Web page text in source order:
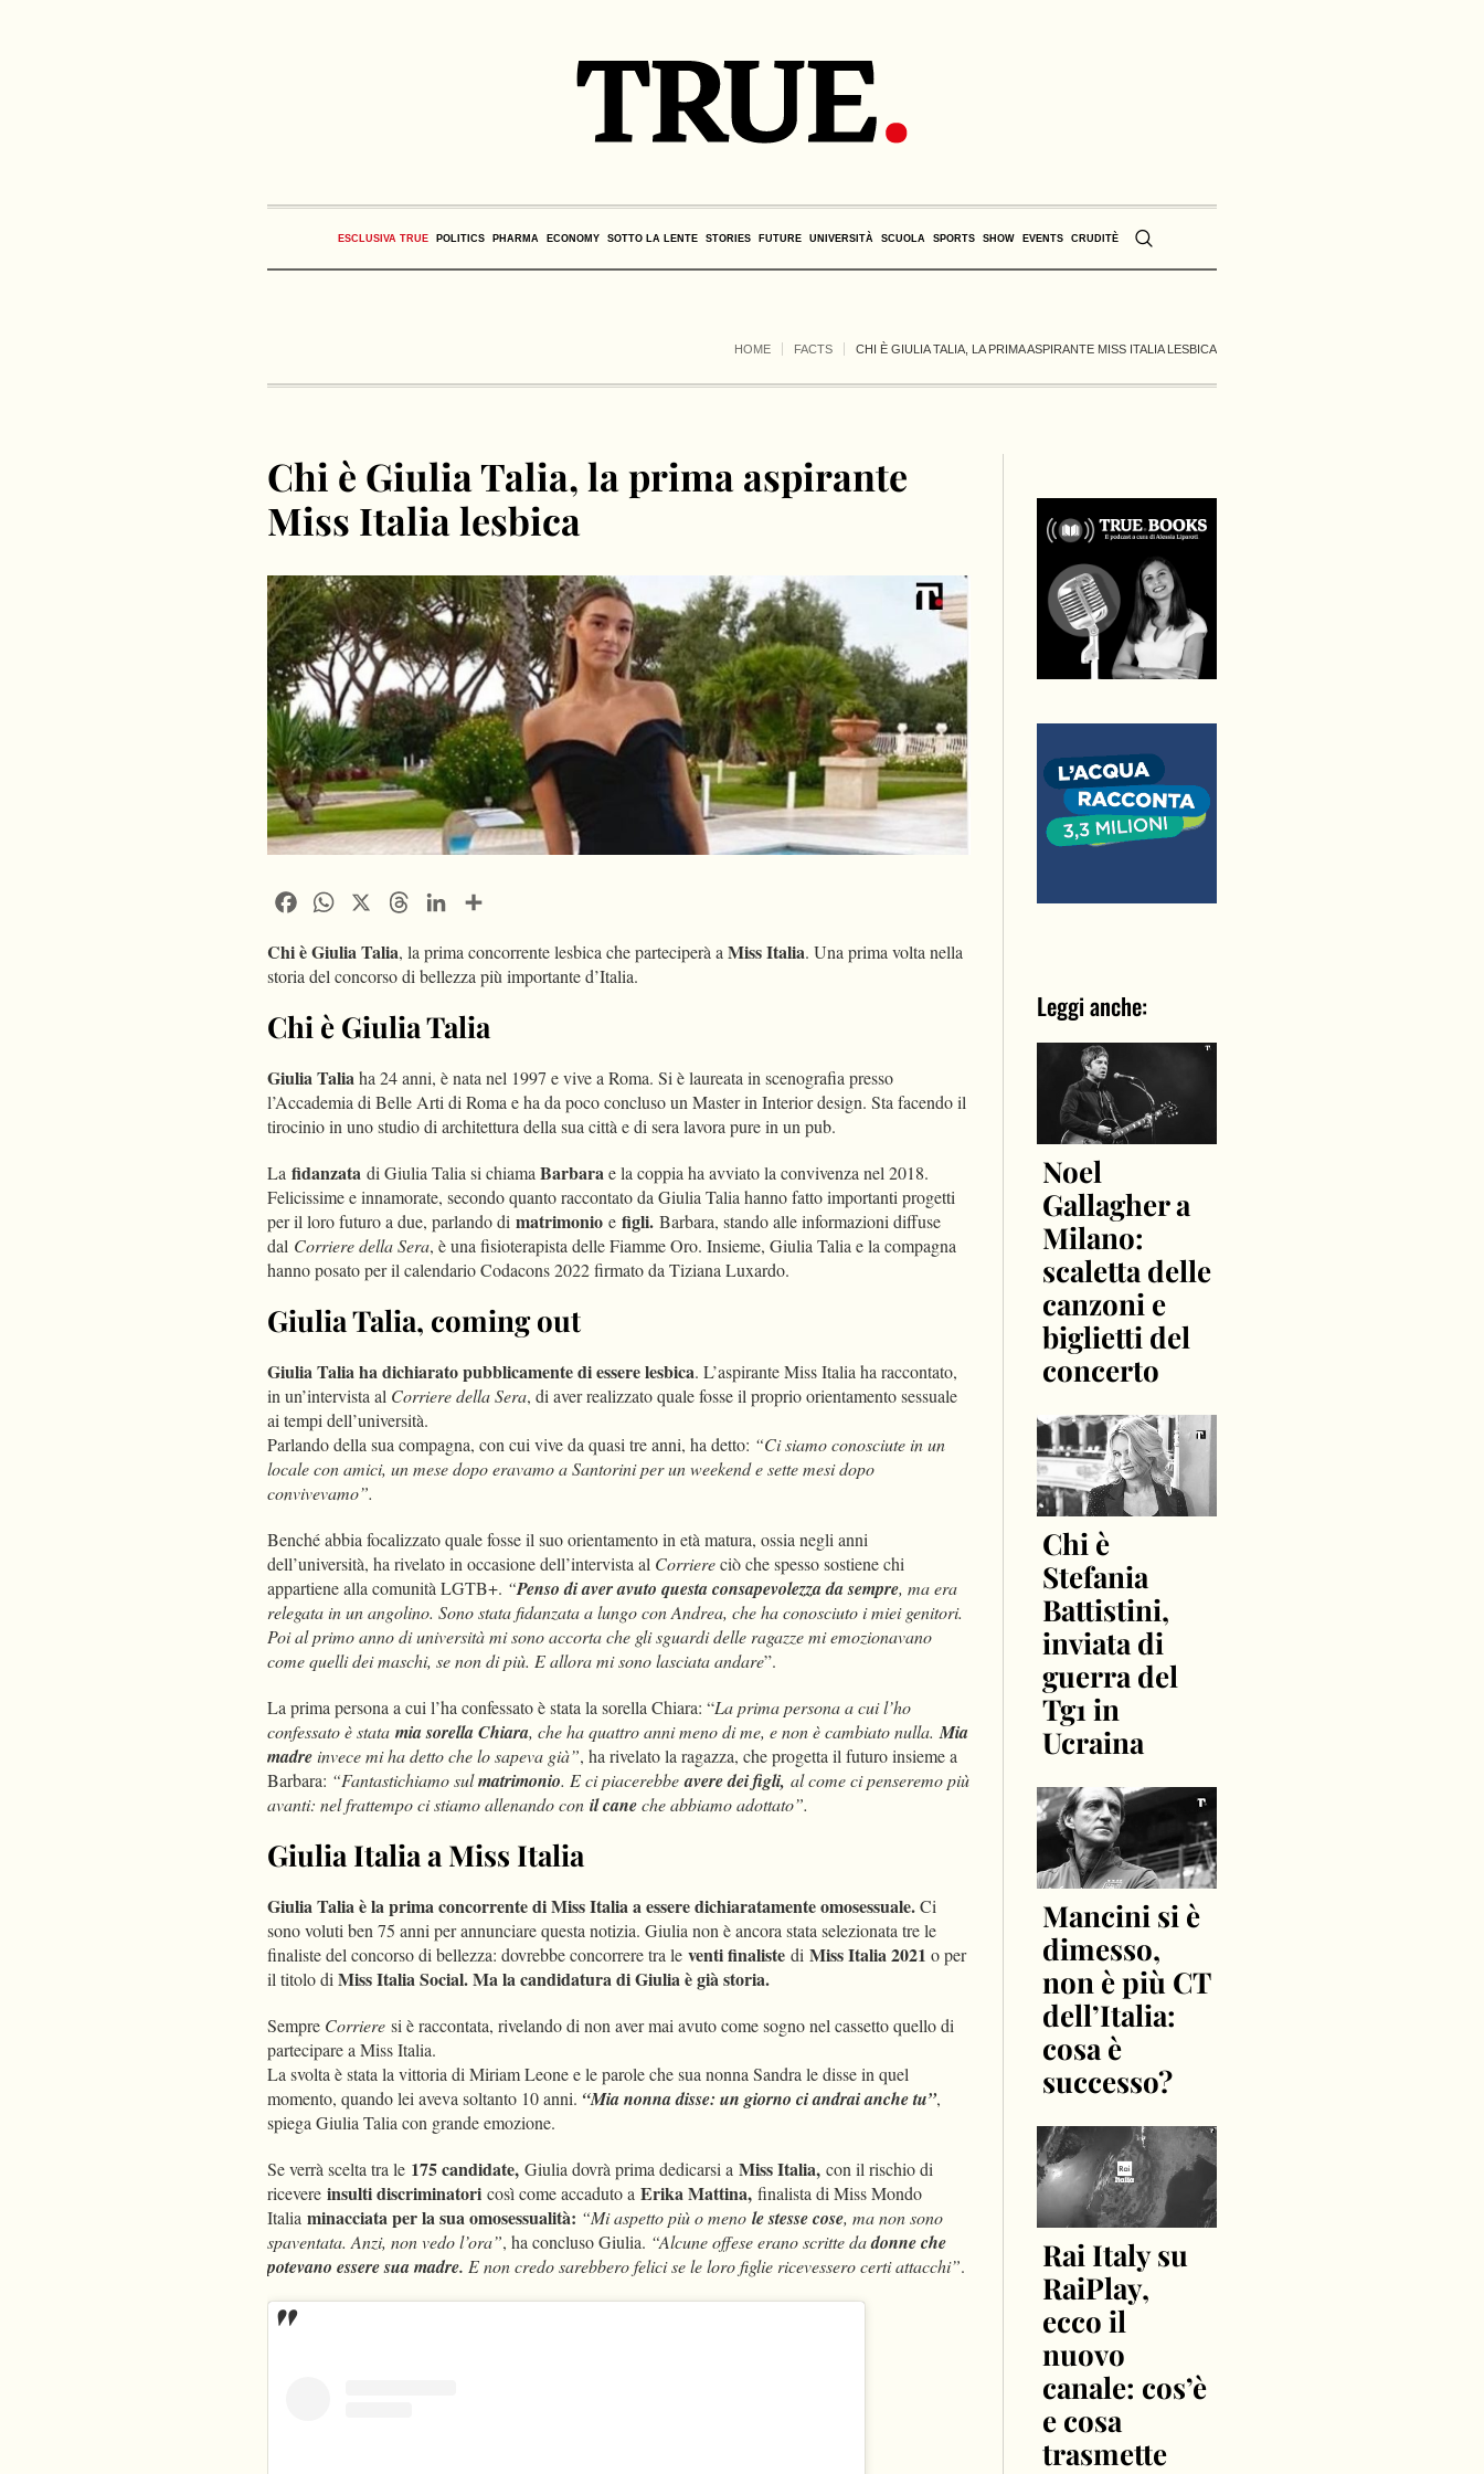
ESCLUSIVA TRUE POLITICS PHARMA ECONOMY SOTTO LA LENTE STORIES FUTURE UNIVERSITÀ SCUOLA SPORTS SHOW EVENTS CRUDITÈ
HOME FACTS CHI È GIULIA TALIA, LA PRIMA ASPIRANTE MISS ITALIA LESBICA
Chi è Giulia Talia, la prima aspirante
Miss Italia lesbica
FacebookWhatsApp ThreadsLinkedIn
Chi è Giulia Talia, la prima concorrente lesbica che parteciperà a Miss Italia. Una prima volta nella
storia del concorso di bellezza più importante d’Italia.
Chi è Giulia Talia
Giulia Taliaha 24 anni, è nata nel 1997 e vive a Roma. Si è laureata in scenografia presso
l’Accademia di Belle Arti di Roma e ha da poco concluso un Master in Interior design. Sta facendo il
tirocinio in uno studio di architettura della sua città e di sera lavora pure in un pub.
La fidanzata di Giulia Talia si chiama Barbarae la coppia ha avviato la convivenza nel 2018.
Felicissime e innamorate, secondo quanto raccontato da Giulia Talia hanno fatto importanti progetti
per il loro futuro a due, parlando di matrimonio e figli. Barbara, stando alle informazioni diffuse
dal Corriere della Sera, è una fisioterapista delle Fiamme Oro. Insieme, Giulia Talia e la compagna
hanno posato per il calendario Codacons 2022 firmato da Tiziana Luxardo.
Giulia Talia, coming out
Giulia Talia ha dichiarato pubblicamente di essere lesbica. L’aspirante Miss Italia ha raccontato,
in un’intervista al Corriere della Sera, di aver realizzato quale fosse il proprio orientamento sessuale
ai tempi dell’università.
Parlando della sua compagna, con cui vive da quasi tre anni, ha detto: “Ci siamo conosciute in un
locale con amici, un mese dopo eravamo a Santorini per un weekend e sette mesi dopo
convivevamo”.
Benché abbia focalizzato quale fosse il suo orientamento in età matura, ossia negli anni
dell’università, ha rivelato in occasione dell’intervista al Corriereciò che spesso sostiene chi
appartiene alla comunità LGTB+. “Penso di aver avuto questa consapevolezza da sempre, ma era
relegata in un angolino. Sono stata fidanzata a lungo con Andrea, che ha conosciuto i miei genitori.
Poi al primo anno di università mi sono accorta che gli sguardi delle ragazze mi emozionavano
come quelli dei maschi, se non di più. E allora mi sono lasciata andare”.
La prima persona a cui l’ha confessato è stata la sorella Chiara: “La prima persona a cui l’ho
confessato è stata mia sorella Chiara, che ha quattro anni meno di me, e non è cambiato nulla. Mia
madre invece mi ha detto che lo sapeva già”, ha rivelato la ragazza, che progetta il futuro insieme a
Barbara: “Fantastichiamo sulmatrimonio. E ci piacerebbeavere dei figli, al come ci penseremo più
avanti: nel frattempo ci stiamo allenando con il caneche abbiamo adottato”.
Giulia Italia a Miss Italia
Giulia Talia è la prima concorrente di Miss Italia a essere dichiaratamente omosessuale.Ci
sono voluti ben 75 anni per annunciare questa notizia. Giulia non è ancora stata selezionata tre le
finaliste del concorso di bellezza: dovrebbe concorrere tra le venti finaliste di Miss Italia 2021 o per
il titolo di Miss Italia Social. Ma la candidatura di Giulia è già storia.
Sempre Corriere si è raccontata, rivelando di non aver mai avuto come sogno nel cassetto quello di
partecipare a Miss Italia.
La svolta è stata la vittoria di Miriam Leone e le parole che sua nonna Sandra le disse in quel
momento, quando lei aveva soltanto 10 anni. “Mia nonna disse: un giorno ci andrai anche tu”,
spiega Giulia Talia con grande emozione.
Se verrà scelta tra le 175 candidate, Giulia dovrà prima dedicarsi a Miss Italia, con il rischio di
ricevere insulti discriminatori così come accaduto a Erika Mattina, finalista di Miss Mondo
Italia minacciata per la sua omosessualità: “Mi aspetto più o meno le stesse cose, ma non sono
spaventata. Anzi, non vedo l’ora”, ha concluso Giulia. “Alcune offese erano scritte dadonne che
potevano essere sua madre. E non credo sarebbero felici se le loro figlie ricevessero certi attacchi”.
Leggi anche:
Noel
Gallagher a
Milano:
scaletta delle
canzoni e
biglietti del
concerto
Chi è
Stefania
Battistini,
inviata di
guerra del
Tg1 in
Ucraina
Mancini si è
dimesso,
non è più CT
dell’Italia:
cosa è
successo?
Rai Italy su
RaiPlay,
ecco il
nuovo
canale: cos’è
e cosa
trasmette